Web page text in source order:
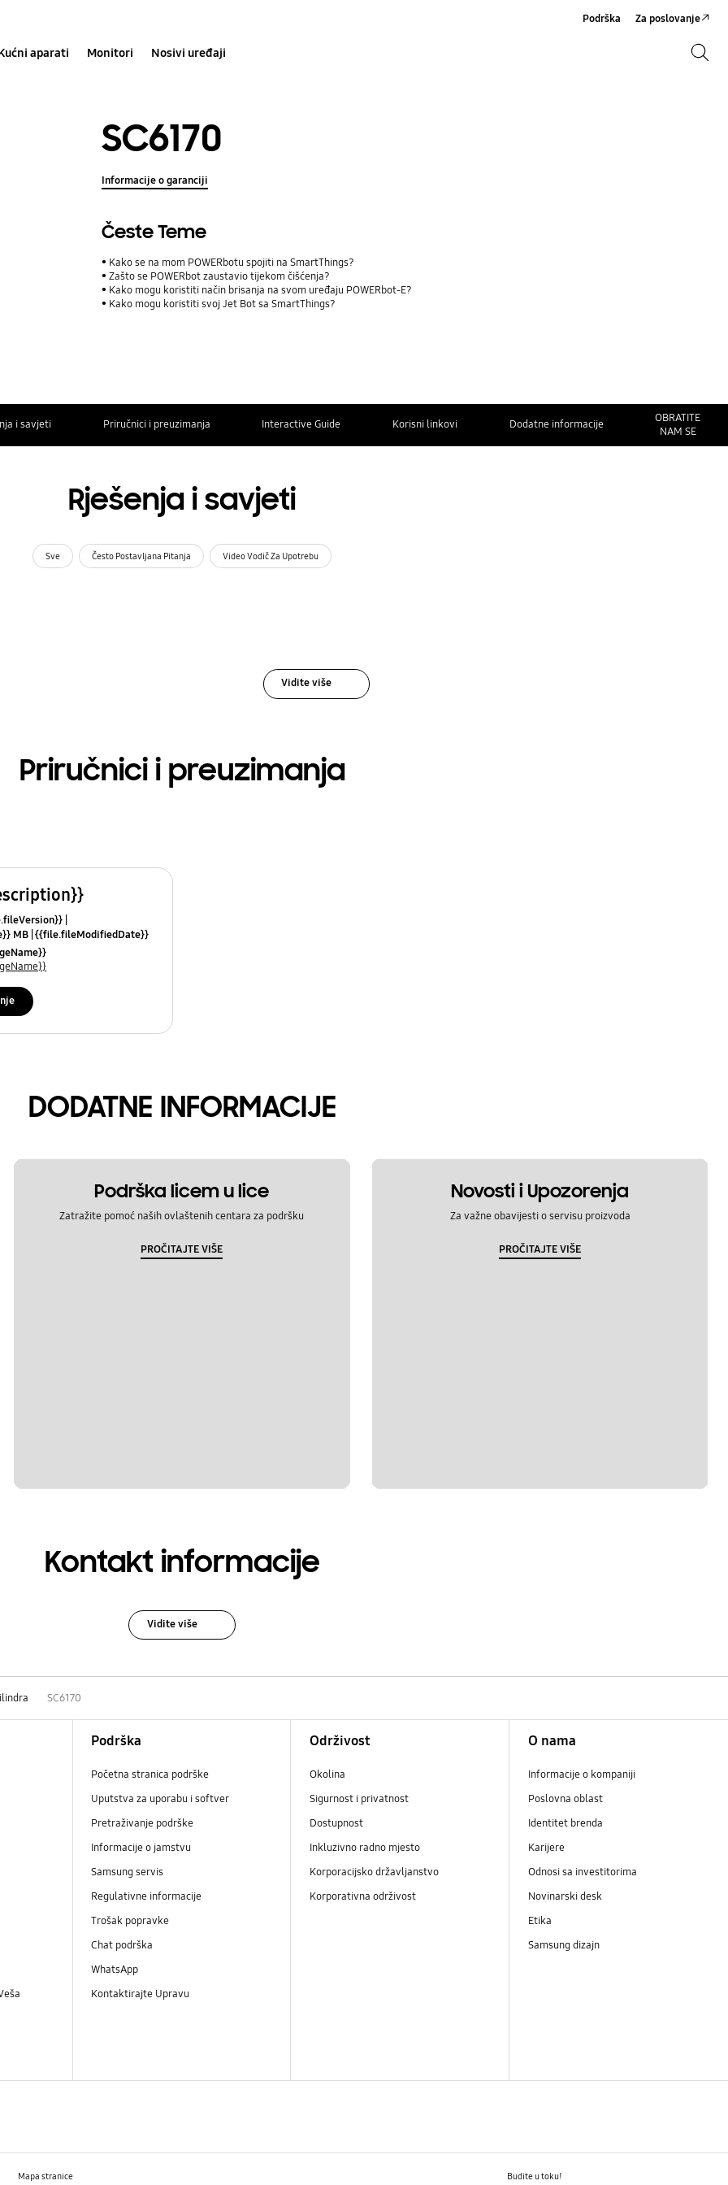
aparati Monitori Nosivi uređaji
Podrška Za poslovanje
SC6170
Informacije o garanciji
Česte Teme
Kako se na mom POWERbotu spojiti na SmartThings?
Zašto se POWERbot zaustavio tijekom čišćenja?
Kako mogu koristiti način brisanja na svom uređaju POWERbot-E?
Kako mogu koristiti svoj Jet Bot sa SmartThings?
i savjeti Priručnici i preuzimanja Interactive Guide Korisni linkovi Dodatne informacije
OBRATITE
NAM SE
Rješenja i savjeti
Sve Često Postavljana Pitanja Video Vodič Za Upotrebu
Vidite više
Priručnici i preuzimanja
MB {{file.fileModifiedDate}}
DODATNE INFORMACIJE
Podrška licem u lice
Zatražite pomoć naših ovlaštenih centara za podršku
PROČITAJTE VIŠE
Novosti i Upozorenja
Za važne obavijesti o servisu proizvoda
PROČITAJTE VIŠE
Kontakt informacije
Vidite više
SC6170
Podrška
Početna stranica podrške
Uputstva za uporabu i softver
Pretraživanje podrške
Informacije o jamstvu
Samsung servis
Regulativne informacije
Trošak popravke
Chat podrška
WhatsApp
Kontaktirajte Upravu
Održivost
Okolina
Sigurnost i privatnost
Dostupnost
Inkluzivno radno mjesto
Korporacijsko državljanstvo
Korporativna održivost
O nama
Informacije o kompaniji
Poslovna oblast
Identitet brenda
Karijere
Odnosi sa investitorima
Novinarski desk
Etika
Samsung dizajn
Mapa stranice Budite u toku!